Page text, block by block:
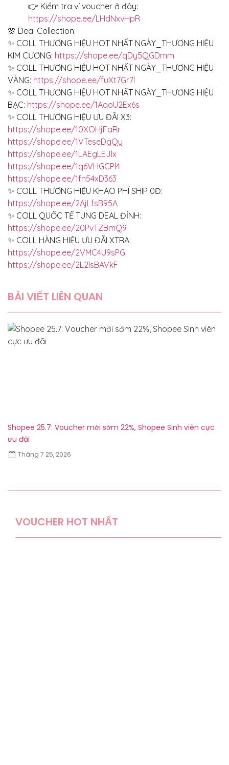
👉 Kiểm tra ví voucher ở đây:
https://shope.ee/LHdNxvHpR
🌸 Deal Collection:
✨ COLL THƯƠNG HIỆU HOT NHẤT NGÀY_THƯƠNG HIỆU
KIM CƯƠNG: https://shope.ee/qDy5QGDmm
✨ COLL THƯƠNG HIỆU HOT NHẤT NGÀY_THƯƠNG HIỆU
VÀNG: https://shope.ee/fuXt7Gr7l
✨ COLL THƯƠNG HIỆU HOT NHẤT NGÀY_THƯƠNG HIỆU
BẠC: https://shope.ee/1AqoU2Ex6s
✨ COLL THƯƠNG HIỆU ƯU ĐÃI X3:
https://shope.ee/10XOHjFaRr
https://shope.ee/1VTeseDgQy
https://shope.ee/1LAEgLEJlx
https://shope.ee/1q6VHGCPl4
https://shope.ee/1fn54xD363
✨ COLL THƯƠNG HIỆU KHAO PHÍ SHIP 0Đ:
https://shope.ee/2AjLfsB95A
✨ COLL QUỐC TẾ TUNG DEAL ĐỈNH:
https://shope.ee/20PvTZBmQ9
✨ COLL HÀNG HIỆU ƯU ĐÃI XTRA:
https://shope.ee/2VMC4U9sPG
https://shope.ee/2L2lsBAVkF
BÀI VIẾT LIÊN QUAN
Shopee 25.7: Voucher mới sớm 22%, Shopee Sinh viên cực
ưu đãi
Tháng 7 25, 2026
VOUCHER HOT NHẤT